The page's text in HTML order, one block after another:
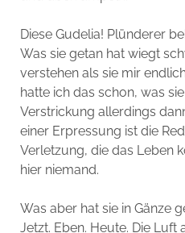
Diese Gudelia! Plünderer
Was sie getan hat wiegt
verstehen als sie mir
hatte ich das schon, was
Verstrickung allerdings
einer Erpressung ist die
Verletzung, die das Leben
hier niemand.
Was aber hat sie in Gänze
Jetzt. Eben. Heute. Die Luft